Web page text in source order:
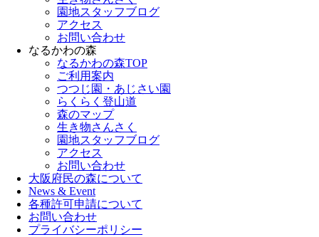
園地スタッフブログ
アクセス
お問い合わせ
なるかわの森
なるかわの森TOP
ご利用案内
つつじ園・あじさい園
らくらく登山道
森のマップ
生き物さんさく
園地スタッフブログ
アクセス
お問い合わせ
大阪府民の森について
News & Event
各種許可申請について
お問い合わせ
プライバシーポリシー